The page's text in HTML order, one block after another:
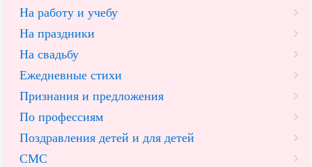
На работу и учебу
На праздники
На свадьбу
Ежедневные стихи
Признания и предложения
По профессиям
Поздравления детей и для детей
СМС